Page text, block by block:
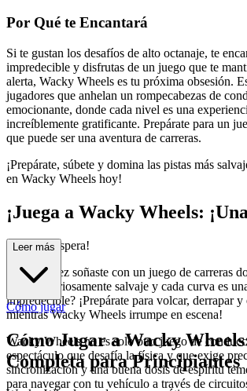
Por Qué te Encantará
Si te gustan los desafíos de alto octanaje, te
impredecible y disfrutas de un juego que te
alerta, Wacky Wheels es tu próxima obsesión.
jugadores que anhelan un rompecabezas de
emocionante, donde cada nivel es una
increíblemente gratificante. Prepárate para un
que puede ser una aventura de carreras.
¡Prepárate, súbete y domina las pistas más
en Wacky Wheels hoy!
¡Juega a Wacky Wheels:
entura te Espera!
¿Alguna vez soñaste con un juego de carreras
vuelve gloriosamente salvaje y cada curva es
impredecible? ¡Prepárate para volcar, derrapar
mientras Wacky Wheels irrumpe en escena!
Wacky Wheels no es solo otro juego de
espectáculo que desafía la física y que exige
sincronización y una buena dosis de espíritu
para navegar con tu vehículo a través de
Leer más
Cómo jugar
Cómo Jugar a Wacky
Completa para Principiantes